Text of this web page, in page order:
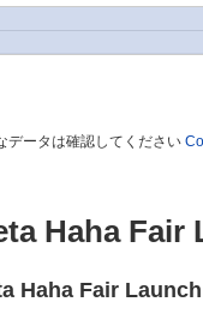
データは確認してください
Haha Fair
Haha Fair